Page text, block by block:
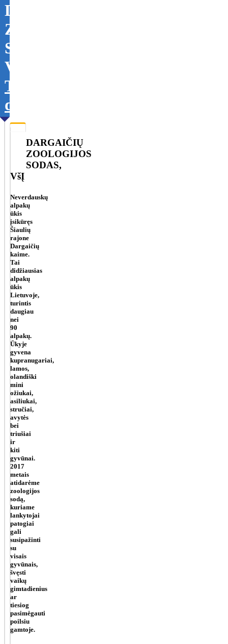
DARGAIČIŲ
ZOOLOGIJOS
SODAS,
VšĮ
Tikslinti
duomenis
DARGAIČIŲ
ZOOLOGIJOS
SODAS,
VšĮ
Neverdauskų
alpakų
ūkis
įsikūręs
Šiaulių
rajone
Dargaičių
kaime.
Tai
didžiausias
alpakų
ūkis
Lietuvoje,
turintis
daugiau
nei
90
alpakų.
Ūkyje
gyvena
kupranugariai,
lamos,
olandiški
mini
ožiukai,
asiliukai,
stručiai,
avytės
bei
triušiai
ir
kiti
gyvūnai.
2017
metais
atidarėme
zoologijos
sodą,
kuriame
lankytojai
patogiai
gali
susipažinti
su
visais
gyvūnais,
švęsti
vaikų
gimtadienius
ar
tiesiog
pasimėgauti
poilsiu
gamtoje.